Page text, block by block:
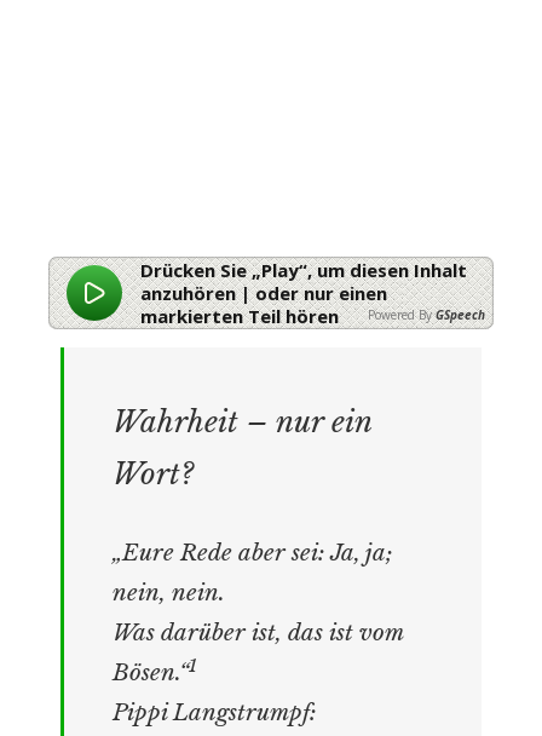
Drücken Sie „Play“, um diesen Inhalt
anzuhören | oder nur einen
markierten Teil hören
Powered By GSpeech
Wahrheit – nur ein
Wort?
„Eure Rede aber sei: Ja, ja;
nein, nein.
Was darüber ist, das ist vom
Bösen.“1
Pippi Langstrumpf: